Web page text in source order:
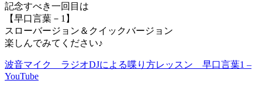
記念すべき一回目は
【早口言葉－1】
スローバージョン＆クイックバージョン
楽しんでみてください♪
波音マイク ラジオDJによる喋り方レッスン 早口言葉1 –
YouTube